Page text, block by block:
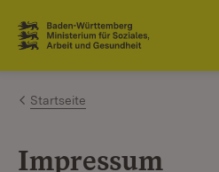
Zum Inhalt springen
Link zur Startseite
Startseite
Impressum